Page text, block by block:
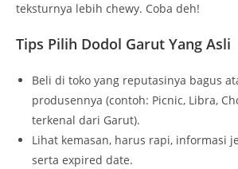
teksturnya lebih chewy. Coba deh!
Tips Pilih Dodol Garut Yang Asli
Beli di toko yang reputasinya bagus
produsennya (contoh: Picnic, Libra,
terkenal dari Garut).
Lihat kemasan, harus rapi, informasi
serta expired date.